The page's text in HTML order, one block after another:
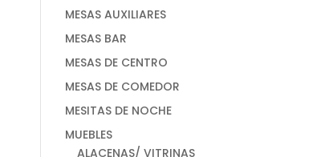
MESAS AUXILIARES
MESAS BAR
MESAS DE CENTRO
MESAS DE COMEDOR
MESITAS DE NOCHE
MUEBLES
ALACENAS/ VITRINAS